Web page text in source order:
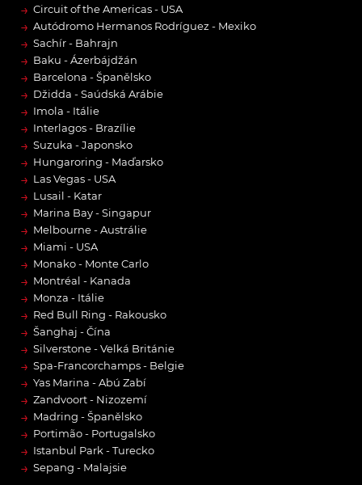
→ Circuit of the Americas - USA
→ Autódromo Hermanos Rodríguez - Mexiko
→ Sachír - Bahrajn
→ Baku - Ázerbájdžán
→ Barcelona - Španělsko
→ Džidda - Saúdská Arábie
→ Imola - Itálie
→ Interlagos - Brazílie
→ Suzuka - Japonsko
→ Hungaroring - Maďarsko
→ Las Vegas - USA
→ Lusail - Katar
→ Marina Bay - Singapur
→ Melbourne - Austrálie
→ Miami - USA
→ Monako - Monte Carlo
→ Montréal - Kanada
→ Monza - Itálie
→ Red Bull Ring - Rakousko
→ Šanghaj - Čína
→ Silverstone - Velká Británie
→ Spa-Francorchamps - Belgie
→ Yas Marina - Abú Zabí
→ Zandvoort - Nizozemí
→ Madring - Španělsko
→ Portimão - Portugalsko
→ Istanbul Park - Turecko
→ Sepang - Malajsie